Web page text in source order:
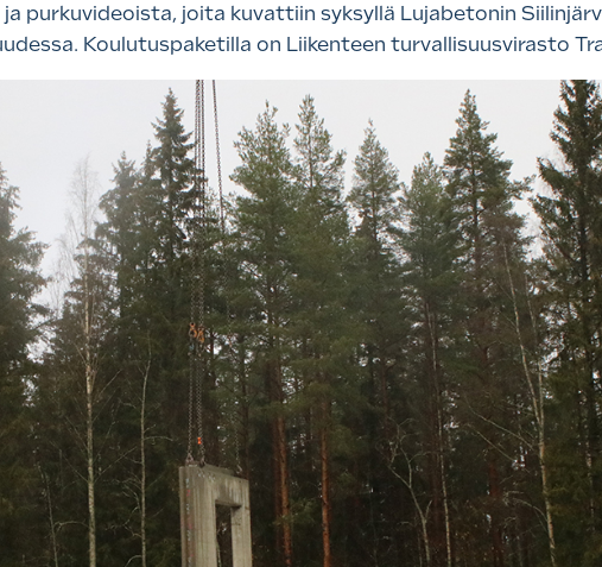
purkuvideoista, joita kuvattiin syksyllä Lujabetonin
Koulutuspaketilla on Liikenteen turvallisuusvirasto